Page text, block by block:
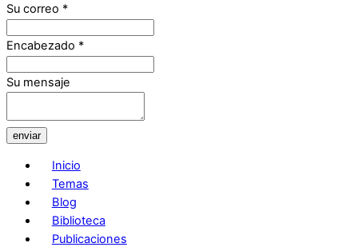
Su correo *
Encabezado *
Su mensaje
enviar
Inicio
Temas
Blog
Biblioteca
Publicaciones